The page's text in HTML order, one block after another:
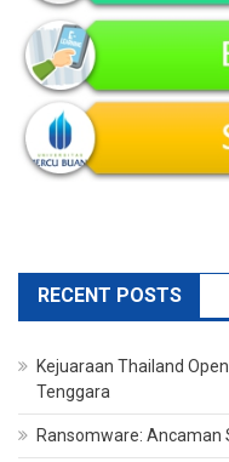
RECENT POSTS
Kejuaraan Thailand
Tenggara
Ransomware: Ancaman